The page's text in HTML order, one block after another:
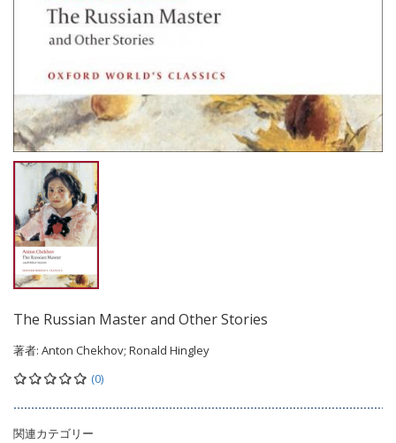
The Russian Master and Other Stories
著者: Anton Chekhov; Ronald Hingley
(0)
関連カテゴリー